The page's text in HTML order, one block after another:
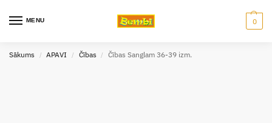
MENU 0
Sākums / APAVI / Čības / Čības Sanglam 36-39 izm.